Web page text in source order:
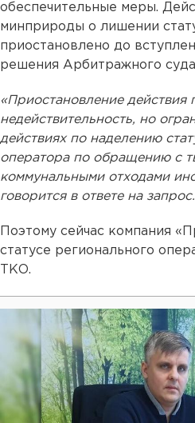
обеспечительные меры.
минприроды о лишении
приостановлено до
решения Арбитражного
«Приостановление действия
недействительность, но
действиях по наделению
оператора по обращению с
коммунальными отходами
говорится в ответе на запрос.
Поэтому сейчас компания
статусе регионального
ТКО.